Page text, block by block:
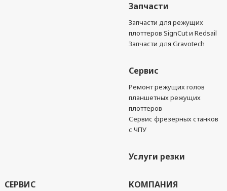
Запчасти
Запчасти для режущих
плоттеров SignCut и Redsail
Запчасти для Gravotech
Сервис
Ремонт режущих голов
планшетных режущих
плоттеров
Сервис фрезерных станков
с ЧПУ
Услуги резки
СЕРВИС КОМПАНИЯ